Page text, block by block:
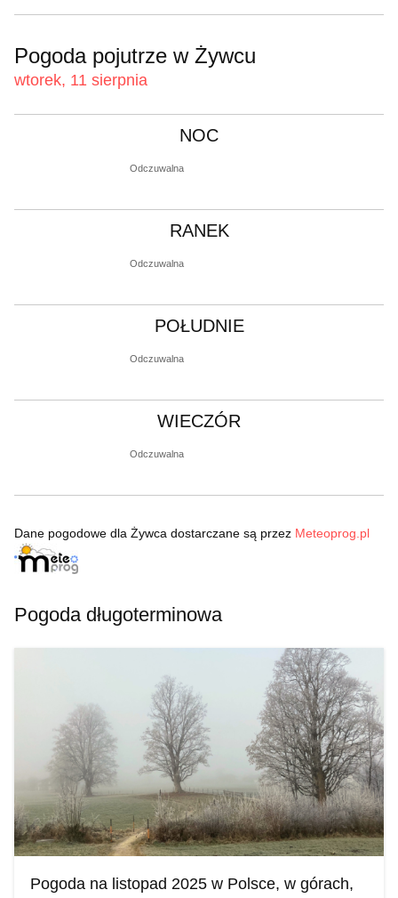
Pogoda pojutrze w Żywcu
wtorek, 11 sierpnia
NOC
Odczuwalna
RANEK
Odczuwalna
POŁUDNIE
Odczuwalna
WIECZÓR
Odczuwalna
Dane pogodowe dla Żywca dostarczane są przez Meteoprog.pl
Pogoda długoterminowa
Pogoda na listopad 2025 w Polsce, w górach,